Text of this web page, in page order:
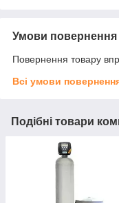
Умови повернення
Повернення товару
Всі умови
Подібні товари